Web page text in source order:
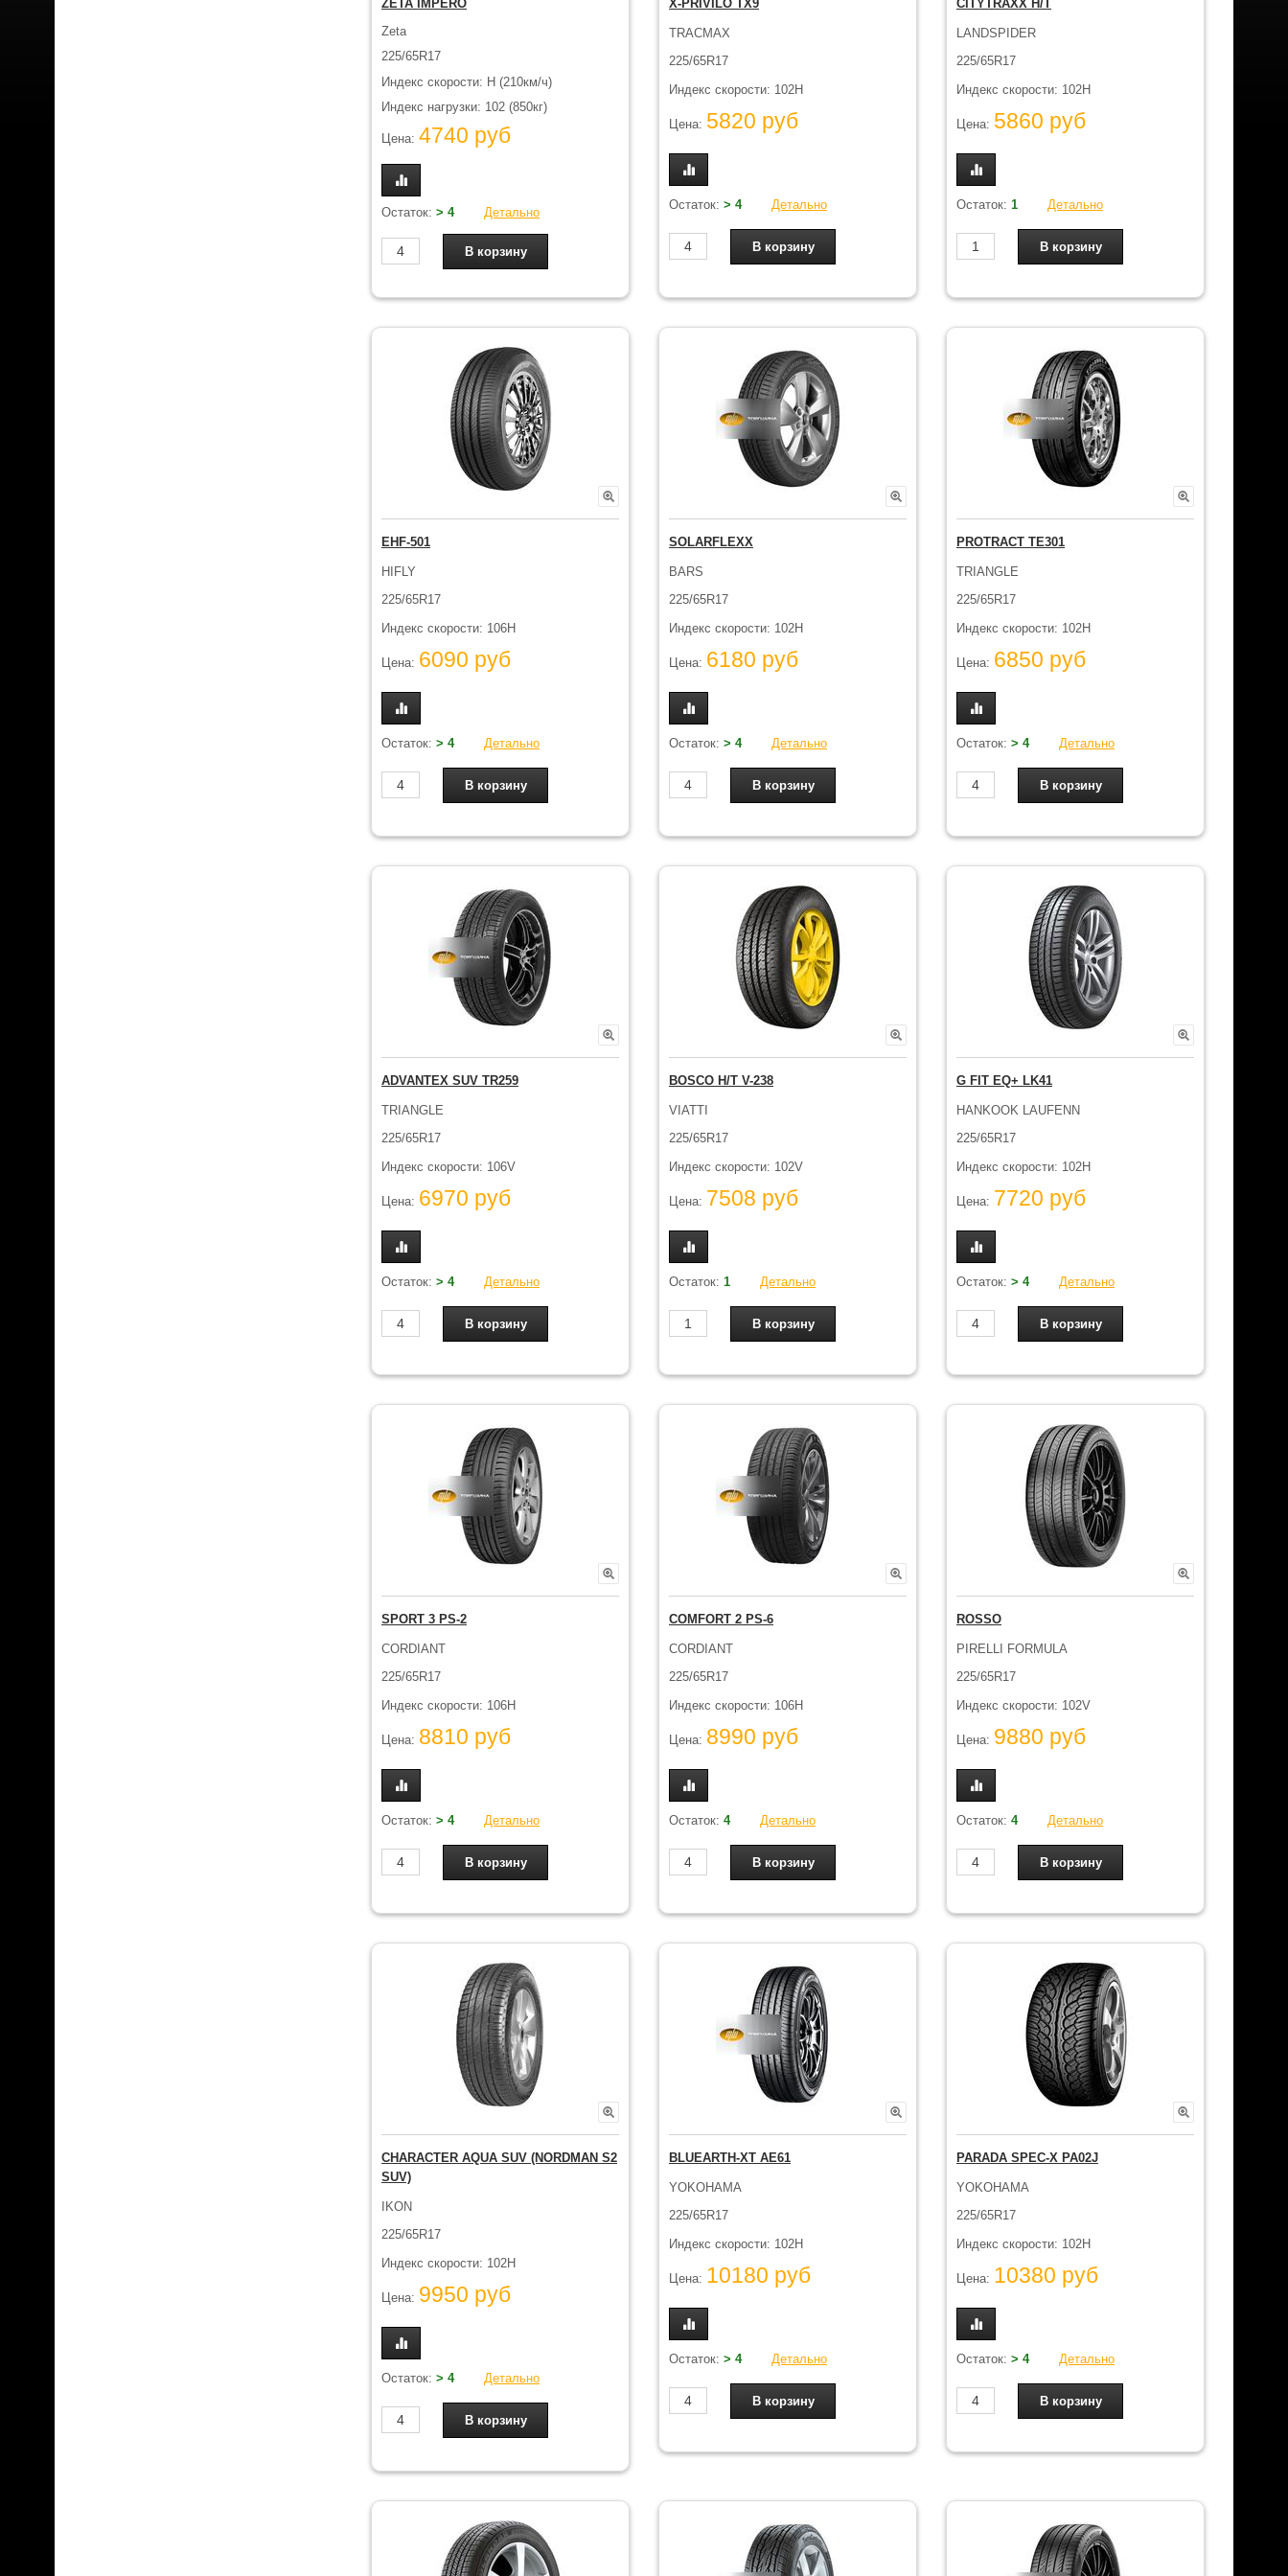
ZETA IMPERO
Zeta
225/65R17
Индекс скорости: H (210км/ч)
Индекс нагрузки: 102 (850кг)
Цена: 4740 руб
Остаток: > 4 Детально
X-PRIVILO TX9
TRACMAX
225/65R17
Индекс скорости: 102H
Цена: 5820 руб
Остаток: > 4 Детально
CITYTRAXX H/T
LANDSPIDER
225/65R17
Индекс скорости: 102H
Цена: 5860 руб
Остаток: 1 Детально
EHF-501
HIFLY
225/65R17
Индекс скорости: 106H
Цена: 6090 руб
Остаток: > 4 Детально
SOLARFLEXX
BARS
225/65R17
Индекс скорости: 102H
Цена: 6180 руб
Остаток: > 4 Детально
PROTRACT TE301
TRIANGLE
225/65R17
Индекс скорости: 102H
Цена: 6850 руб
Остаток: > 4 Детально
ADVANTEX SUV TR259
TRIANGLE
225/65R17
Индекс скорости: 106V
Цена: 6970 руб
Остаток: > 4 Детально
BOSCO H/T V-238
VIATTI
225/65R17
Индекс скорости: 102V
Цена: 7508 руб
Остаток: 1 Детально
G FIT EQ+ LK41
HANKOOK LAUFENN
225/65R17
Индекс скорости: 102H
Цена: 7720 руб
Остаток: > 4 Детально
SPORT 3 PS-2
CORDIANT
225/65R17
Индекс скорости: 106H
Цена: 8810 руб
Остаток: > 4 Детально
COMFORT 2 PS-6
CORDIANT
225/65R17
Индекс скорости: 106H
Цена: 8990 руб
Остаток: 4 Детально
ROSSO
PIRELLI FORMULA
225/65R17
Индекс скорости: 102V
Цена: 9880 руб
Остаток: 4 Детально
CHARACTER AQUA SUV (NORDMAN S2
SUV)
IKON
225/65R17
Индекс скорости: 102H
Цена: 9950 руб
Остаток: > 4 Детально
BLUEARTH-XT AE61
YOKOHAMA
225/65R17
Индекс скорости: 102H
Цена: 10180 руб
Остаток: > 4 Детально
PARADA SPEC-X PA02J
YOKOHAMA
225/65R17
Индекс скорости: 102H
Цена: 10380 руб
Остаток: > 4 Детально